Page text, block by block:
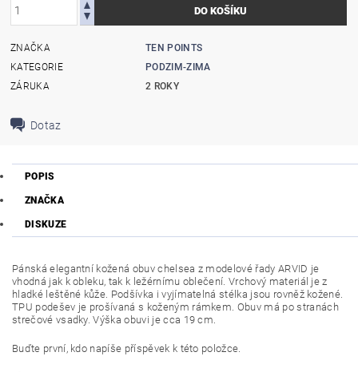
ZNAČKA
TEN POINTS
KATEGORIE
PODZIM-ZIMA
ZÁRUKA
2 ROKY
Dotaz
POPIS
ZNAČKA
DISKUZE
Pánská elegantní kožená obuv chelsea z modelové řady ARVID je
vhodná jak k obleku, tak k ležérnímu oblečení. Vrchový materiál je z
hladké leštěné kůže. Podšívka i vyjímatelná stélka jsou rovněž kožené.
TPU podešev je prošívaná s koženým rámkem. Obuv má po stranách
strečové vsadky. Výška obuvi je cca 19 cm.
Buďte první, kdo napíše příspěvek k této položce.